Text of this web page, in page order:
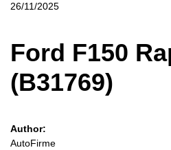
26/11/2025
Ford F150
(B31769)
Author:
AutoFirme